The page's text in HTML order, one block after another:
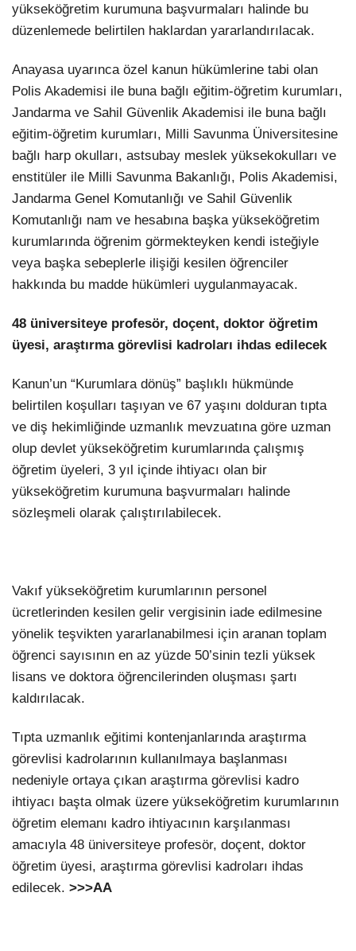
yükseköğretim kurumuna başvurmaları halinde bu
düzenlemede belirtilen haklardan yararlandırılacak.
Anayasa uyarınca özel kanun hükümlerine tabi olan
Polis Akademisi ile buna bağlı eğitim-öğretim kurumları,
Jandarma ve Sahil Güvenlik Akademisi ile buna bağlı
eğitim-öğretim kurumları, Milli Savunma Üniversitesine
bağlı harp okulları, astsubay meslek yüksekokulları ve
enstitüler ile Milli Savunma Bakanlığı, Polis Akademisi,
Jandarma Genel Komutanlığı ve Sahil Güvenlik
Komutanlığı nam ve hesabına başka yükseköğretim
kurumlarında öğrenim görmekteyken kendi isteğiyle
veya başka sebeplerle ilişiği kesilen öğrenciler
hakkında bu madde hükümleri uygulanmayacak.
48 üniversiteye profesör, doçent, doktor öğretim
üyesi, araştırma görevlisi kadroları ihdas edilecek
Kanun’un “Kurumlara dönüş” başlıklı hükmünde
belirtilen koşulları taşıyan ve 67 yaşını dolduran tıpta
ve diş hekimliğinde uzmanlık mevzuatına göre uzman
olup devlet yükseköğretim kurumlarında çalışmış
öğretim üyeleri, 3 yıl içinde ihtiyacı olan bir
yükseköğretim kurumuna başvurmaları halinde
sözleşmeli olarak çalıştırılabilecek.
Vakıf yükseköğretim kurumlarının personel
ücretlerinden kesilen gelir vergisinin iade edilmesine
yönelik teşvikten yararlanabilmesi için aranan toplam
öğrenci sayısının en az yüzde 50’sinin tezli yüksek
lisans ve doktora öğrencilerinden oluşması şartı
kaldırılacak.
Tıpta uzmanlık eğitimi kontenjanlarında araştırma
görevlisi kadrolarının kullanılmaya başlanması
nedeniyle ortaya çıkan araştırma görevlisi kadro
ihtiyacı başta olmak üzere yükseköğretim kurumlarının
öğretim elemanı kadro ihtiyacının karşılanması
amacıyla 48 üniversiteye profesör, doçent, doktor
öğretim üyesi, araştırma görevlisi kadroları ihdas
edilecek. >>>AA